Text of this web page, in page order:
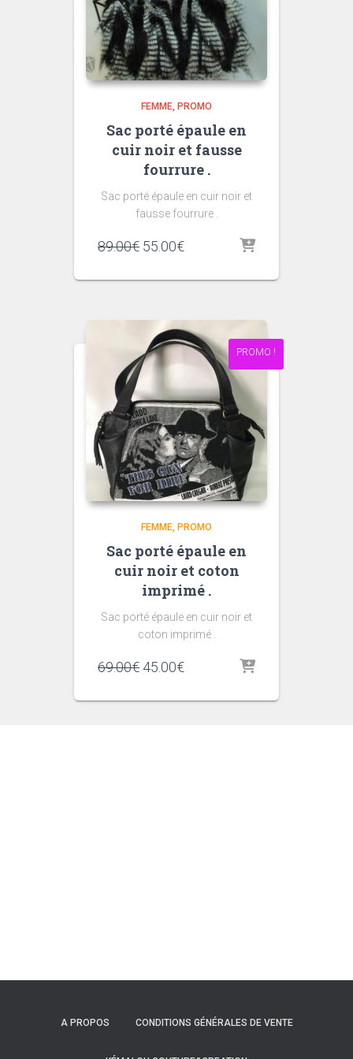
FEMME PROMO
Sac porté épaule en
cuir noir et fausse
fourrure .
Sac porté épaule en cuir noir et
fausse fourrure .
89.00€ Le
initial
55.00€Le
actuel
PROMO !
FEMME PROMO
Sac porté épaule en
cuir noir et coton
imprimé .
Sac porté épaule en cuir noir et
coton imprimé .
69.00€ Le
initial
45.00€Le
actuel
A PROPOS CONDITIONS GÉNÉRALES DE VENTE